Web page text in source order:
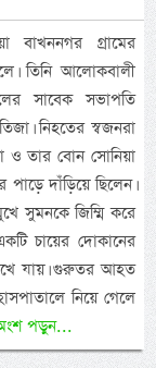
বাখননগর গ্রামের
তিনি আলোকবালী
সাবেক সভাপতি
নিহতের স্বজনরা
ও তার বোন সোনিয়া
দাঁড়িয়ে ছিলেন।
সুমনকে জিম্মি করে
চায়ের দোকানের
যায়। গুরুতর আহত
নিয়ে গেলে
পড়ুন...